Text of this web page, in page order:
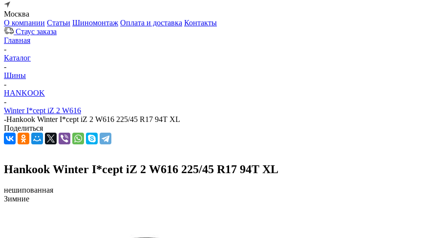
Москва
О компании Статьи Шиномонтаж Оплата и доставка Контакты
Стаус заказа
Главная
-
Каталог
-
Шины
-
HANKOOK
-
Winter I*cept iZ 2 W616
-Hankook Winter I*cept iZ 2 W616 225/45 R17 94T XL
Поделиться
Hankook Winter I*cept iZ 2 W616 225/45 R17 94T XL
нешипованная
Зимние